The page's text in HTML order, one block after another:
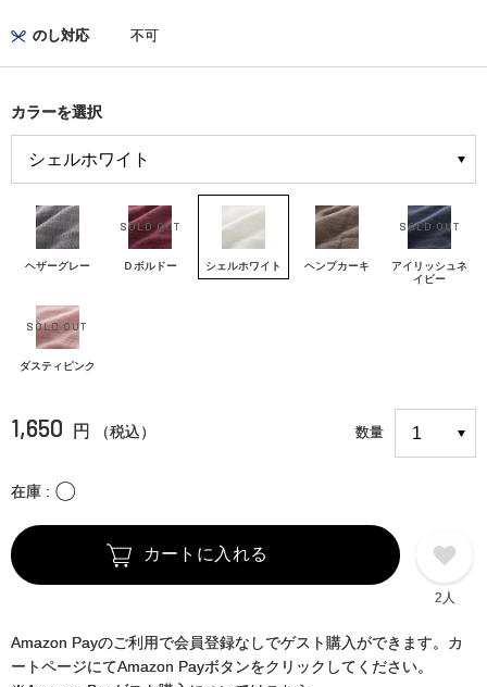
のし対応 不可
カラーを選択
ヘザーグレー Ｄボルドー シェルホワイト ヘンプカーキ
アイリッシュネ
イビー
ダスティピンク
1,650 円 （税込） 数量
在庫 〇
カートに入れる
2人
Amazon Payのご利用で会員登録なしでゲスト購入ができます。カ
ートページにてAmazon Payボタンをクリックしてください。